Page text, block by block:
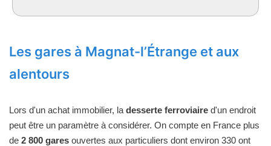
Les gares à Magnat-l’Étrange et aux
alentours
Lors d'un achat immobilier, la desserte ferroviaire d'un endroit
peut être un paramètre à considérer. On compte en France plus
de 2 800 gares ouvertes aux particuliers dont environ 330 ont